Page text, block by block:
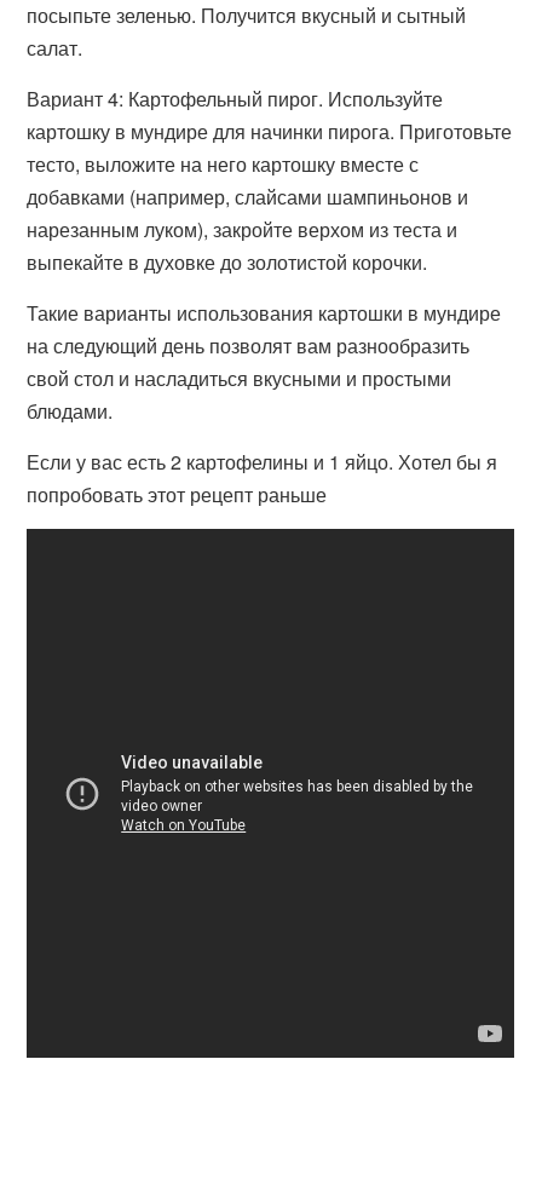
посыпьте зеленью. Получится вкусный и сытный
салат.
Вариант 4: Картофельный пирог. Используйте
картошку в мундире для начинки пирога. Приготовьте
тесто, выложите на него картошку вместе с
добавками (например, слайсами шампиньонов и
нарезанным луком), закройте верхом из теста и
выпекайте в духовке до золотистой корочки.
Такие варианты использования картошки в мундире
на следующий день позволят вам разнообразить
свой стол и насладиться вкусными и простыми
блюдами.
Если у вас есть 2 картофелины и 1 яйцо. Хотел бы я
попробовать этот рецепт раньше